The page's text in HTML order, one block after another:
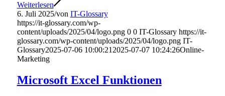
Weiterlesen
6. Juli 2025/von IT-Glossary
https://it-glossary.com/wp-
content/uploads/2025/04/logo.png 0 0 IT-Glossary https://it-
glossary.com/wp-content/uploads/2025/04/logo.png IT-
Glossary2025-07-06 10:00:21 2025-07-07 10:24:26Online-
Marketing
Microsoft Excel Funktionen